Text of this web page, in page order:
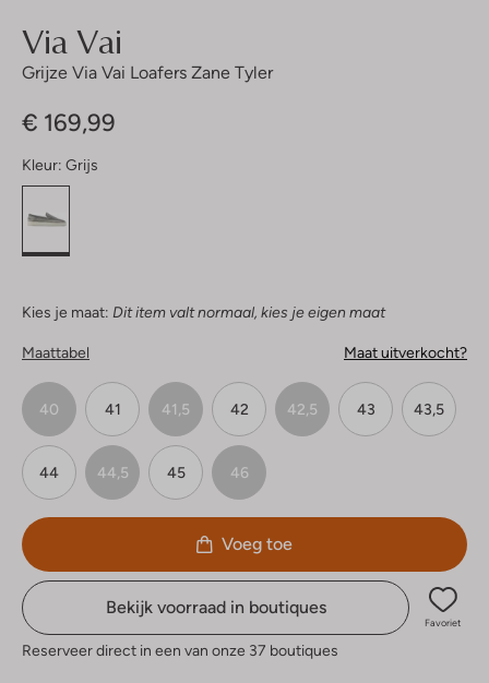
Via Vai
Grijze Via Vai Loafers Zane Tyler
€ 169,99
Kleur: Grijs
Kies je maat: Dit item valt normaal, kies je eigen maat
Maattabel Maat uitverkocht?
40 41 41,5 42 42,5 43 43,5
44 44,5 45 46
Voeg toe
Bekijk voorraad in boutiques
Favoriet
Reserveer direct in een van onze 37 boutiques